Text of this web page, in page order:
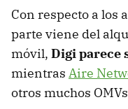
Con respecto a los
parte viene del
móvil, Digi parece
mientras Aire
otros muchos